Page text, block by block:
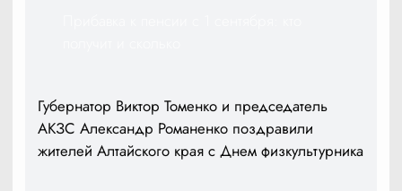
Губернатор Виктор Томенко и председатель
АКЗС Александр Романенко поздравили
жителей Алтайского края с Днем физкультурника